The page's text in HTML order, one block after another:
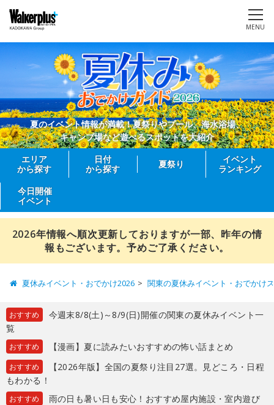
MENU
夏のイベント情報が満載！夏祭りやプール、海水浴場、
キャンプ場など遊べるスポットを大紹介
エリア
から探す
日付
から探す
夏祭り
イベント
ランキング
今日開催
イベント
2026年情報へ順次更新しておりますが一部、昨年の情
報もございます。予めご了承ください。
夏休みイベント・おでかけ2026 関東の夏休みイベント・おでかけ
おすすめ
今週末8/8(土)～8/9(日)開催の関東の夏休みイベント一
覧
おすすめ 【漫画】夏に読みたいおすすめの怖い話まとめ
おすすめ
【2026年版】全国の夏祭り注目27選。見どころ・日程
もわかる！
おすすめ
雨の日も暑い日も安心！おすすめ屋内施設・室内遊び